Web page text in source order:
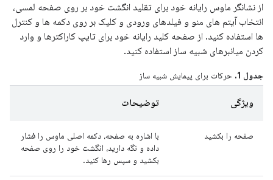
از نشانگر ماوس رایانه خود برای تقلید انگشت خود بر روی صفحه لمسی،
انتخاب آیتم های منو و فیلدهای ورودی و کلیک بر روی دکمه ها و کنترل
ها استفاده کنید. از صفحه کلید رایانه خود برای تایپ کاراکترها و وارد
کردن میانبرهای شبیه ساز استفاده کنید.
جدول 1. حرکات برای پیمایش شبیه ساز
ویژگی توضیحات
صفحه را بکشید
با اشاره به صفحه، دکمه اصلی ماوس را فشار
داده و نگه دارید، انگشت خود را روی صفحه
بکشید و سپس رها کنید.